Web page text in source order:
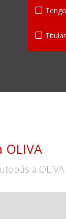
OLIVA
a OLIVA.